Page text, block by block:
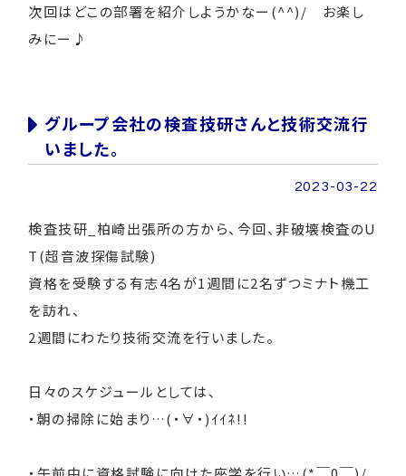
次回はどこの部署を紹介しようかなー(^^)/ お楽し
みにー♪
グループ会社の検査技研さんと技術交流行
いました。
2023-03-22
検査技研_柏崎出張所の方から、今回、非破壊検査のU
T(超音波探傷試験)
資格を受験する有志4名が1週間に2名ずつミナト機工
を訪れ、
2週間にわたり技術交流を行いました。
日々のスケジュールとしては、
・朝の掃除に始まり…(・∀・)ｲｲﾈ!!